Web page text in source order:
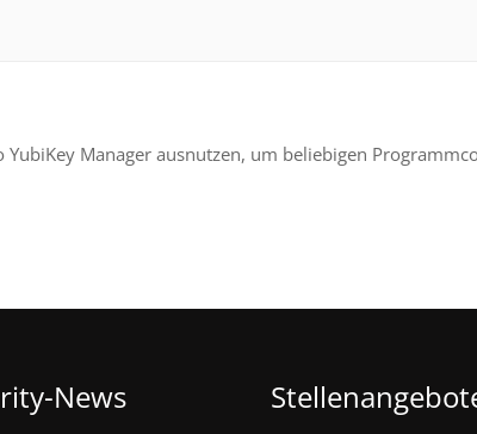
Manager ausnutzen, um beliebigen
News